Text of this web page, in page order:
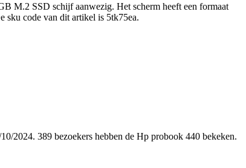
M.2 SSD schijf aanwezig. Het scherm heeft een formaat
sku code van dit artikel is 5tk75ea.
2024. 389 bezoekers hebben de Hp probook 440 bekeken.